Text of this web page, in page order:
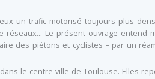
un trafic motorisé toujours plus
réseaux… Le présent ouvrage entend
des piétons et cyclistes – par un
le centre-ville de Toulouse. Elles